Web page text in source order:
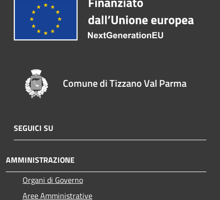
Comune di Tizzano Val Parma
SEGUICI SU
AMMINISTRAZIONE
Organi di Governo
Aree Amministrative